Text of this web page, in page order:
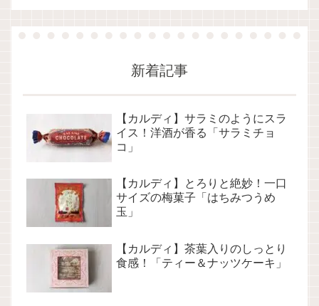
新着記事
【カルディ】サラミのようにスラ
イス！洋酒が香る「サラミチョ
コ」
【カルディ】とろりと絶妙！一口
サイズの梅菓子「はちみつうめ
玉」
【カルディ】茶葉入りのしっとり
食感！「ティー＆ナッツケーキ」